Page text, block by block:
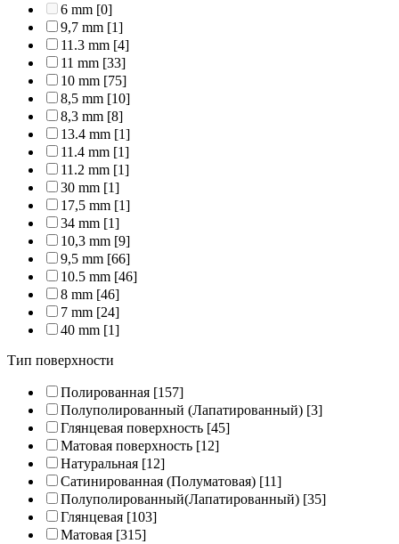
6 mm [0]
9,7 mm [1]
11.3 mm [4]
11 mm [33]
10 mm [75]
8,5 mm [10]
8,3 mm [8]
13.4 mm [1]
11.4 mm [1]
11.2 mm [1]
30 mm [1]
17,5 mm [1]
34 mm [1]
10,3 mm [9]
9,5 mm [66]
10.5 mm [46]
8 mm [46]
7 mm [24]
40 mm [1]
Тип поверхности
Полированная [157]
Полуполированный (Лапатированный) [3]
Глянцевая поверхность [45]
Матовая поверхность [12]
Натуральная [12]
Сатинированная (Полуматовая) [11]
Полуполированный(Лапатированный) [35]
Глянцевая [103]
Матовая [315]